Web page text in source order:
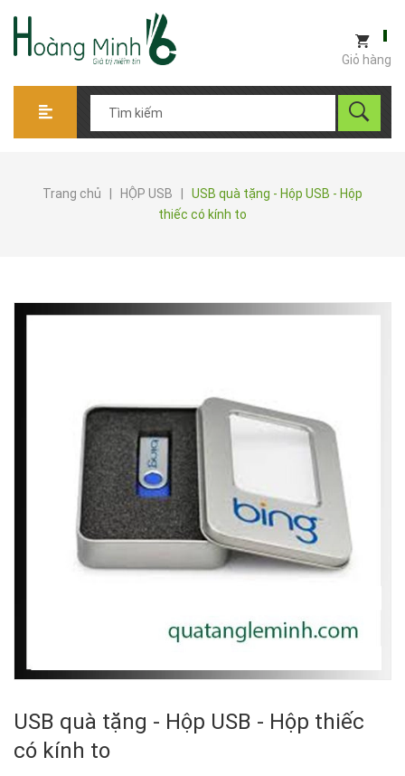
Giỏ hàng
Trang chủ HỘP USB
USB quà tặng - Hộp USB - Hộp
thiếc có kính to
USB quà tặng - Hộp USB - Hộp thiếc
có kính to